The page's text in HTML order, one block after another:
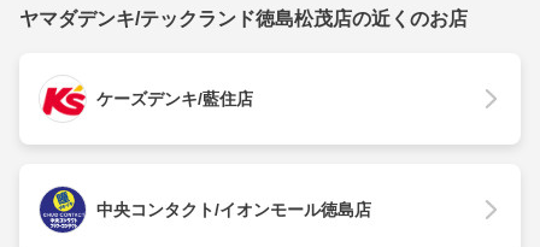
ヤマダデンキ/テックランド徳島松茂店の近くのお店
ケーズデンキ/藍住店
中央コンタクト/イオンモール徳島店